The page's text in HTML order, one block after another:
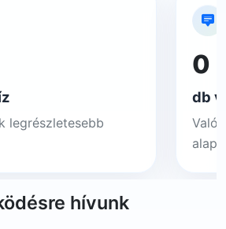
legrészletesebb
0
db
hívunk